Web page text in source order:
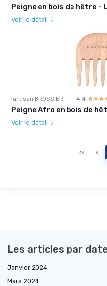
Peigne en bois de hêtre -
Voir le détail
lartisan BROSSIER 4.4
Peigne Afro en bois de
Voir le détail
‹‹ ‹
Les articles par date
Janvier 2024
Mars 2024